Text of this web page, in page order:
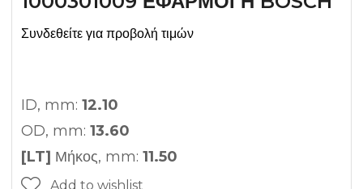
Συνδεθείτε για προβολή τιμών
ID, mm: 12.10
OD, mm: 13.60
[LT] Μήκος, mm: 11.50
Add to wishlist